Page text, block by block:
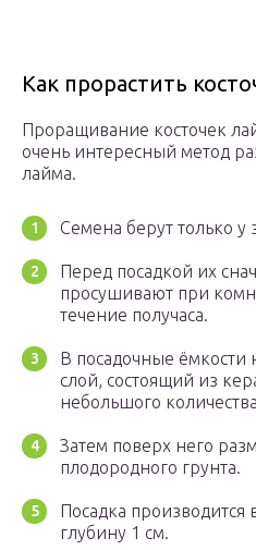
Как прорастить
Проращивание косточек
очень интересный метод
лайма.
Семена берут только
Перед посадкой их
просушивают при
течение получаса.
В посадочные
слой, состоящий из
небольшого
Затем поверх него
плодородного грунта.
Посадка производится
глубину 1 см.